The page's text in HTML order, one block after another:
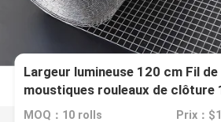
Largeur lumineuse 120 cm Fil
moustiques rouleaux de clôture
MOQ：10 rolls Prix：